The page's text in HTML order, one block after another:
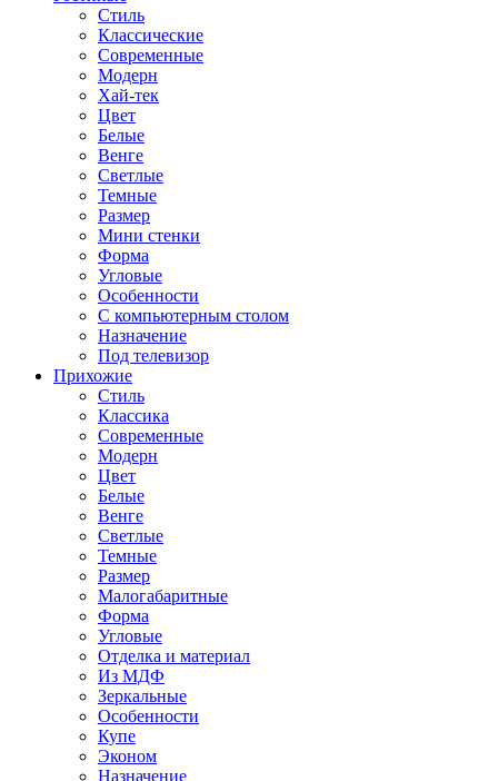
Стиль
Классические
Современные
Модерн
Хай-тек
Цвет
Белые
Венге
Светлые
Темные
Размер
Мини стенки
Форма
Угловые
Особенности
С компьютерным столом
Назначение
Под телевизор
Прихожие
Стиль
Классика
Современные
Модерн
Цвет
Белые
Венге
Светлые
Темные
Размер
Малогабаритные
Форма
Угловые
Отделка и материал
Из МДФ
Зеркальные
Особенности
Купе
Эконом
Назначение